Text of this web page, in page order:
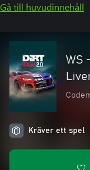
Gå till huvudinnehåll
WS
Kräver ett spel